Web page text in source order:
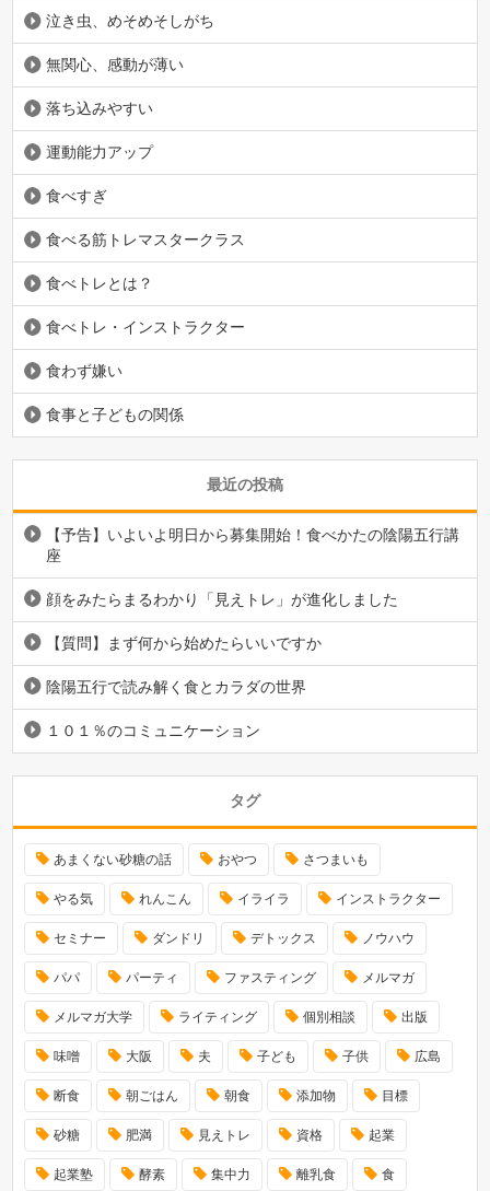
泣き虫、めそめそしがち
無関心、感動が薄い
落ち込みやすい
運動能力アップ
食べすぎ
食べる筋トレマスタークラス
食べトレとは？
食べトレ・インストラクター
食わず嫌い
食事と子どもの関係
最近の投稿
【予告】いよいよ明日から募集開始！食べかたの陰陽五行講
座
顔をみたらまるわかり「見えトレ」が進化しました
【質問】まず何から始めたらいいですか
陰陽五行で読み解く食とカラダの世界
１０１％のコミュニケーション
タグ
あまくない砂糖の話 おやつ さつまいも
やる気 れんこん イライラ インストラクター
セミナー ダンドリ デトックス ノウハウ
パパ パーティ ファスティング メルマガ
メルマガ大学 ライティング 個別相談 出版
味噌 大阪 夫 子ども 子供 広島
断食 朝ごはん 朝食 添加物 目標
砂糖 肥満 見えトレ 資格 起業
起業塾 酵素 集中力 離乳食 食